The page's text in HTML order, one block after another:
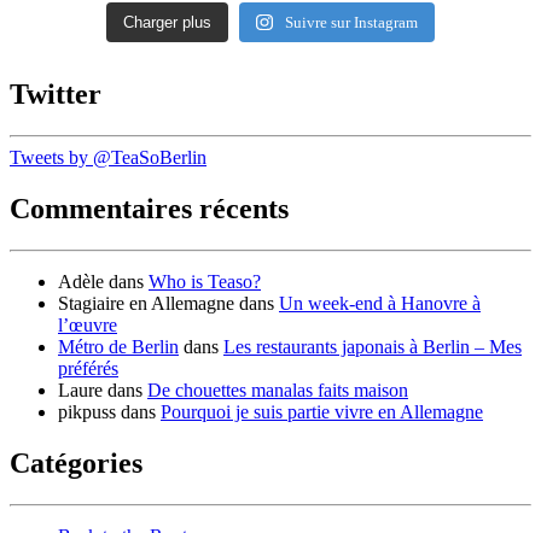
Charger plus Suivre sur Instagram
Twitter
Tweets by @TeaSoBerlin
Commentaires récents
Adèle dans Who is Teaso?
Stagiaire en Allemagne dans Un week-end à Hanovre à
l’œuvre
Métro de Berlin dans Les restaurants japonais à Berlin – Mes
préférés
Laure dans De chouettes manalas faits maison
pikpuss dans Pourquoi je suis partie vivre en Allemagne
Catégories